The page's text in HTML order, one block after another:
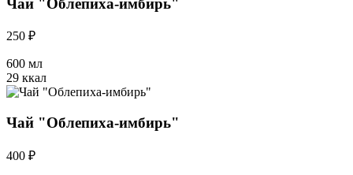
250 ₽
600 мл
29 ккал
Чай "Облепиха-имбирь"
400 ₽